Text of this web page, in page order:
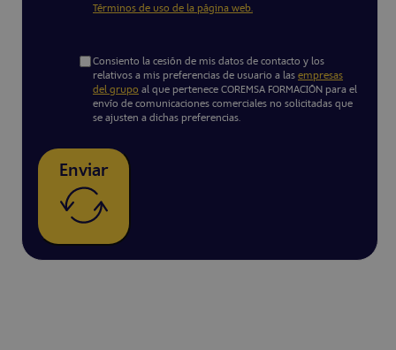
Términos de uso de la página web.
Consiento la cesión de mis datos de contacto y los
relativos a mis preferencias de usuario a las empresas
del grupo al que pertenece COREMSA FORMACIÓN para el
envío de comunicaciones comerciales no solicitadas que
se ajusten a dichas preferencias.
Enviar